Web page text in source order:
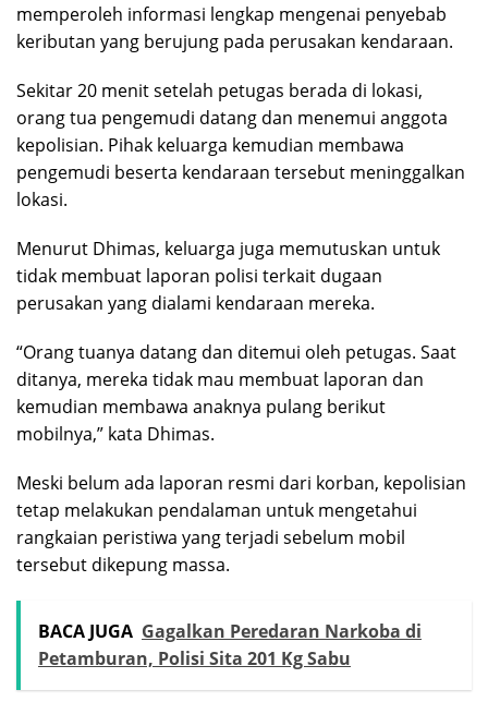
memperoleh informasi lengkap mengenai penyebab
keributan yang berujung pada perusakan kendaraan.
Sekitar 20 menit setelah petugas berada di lokasi,
orang tua pengemudi datang dan menemui anggota
kepolisian. Pihak keluarga kemudian membawa
pengemudi beserta kendaraan tersebut meninggalkan
lokasi.
Menurut Dhimas, keluarga juga memutuskan untuk
tidak membuat laporan polisi terkait dugaan
perusakan yang dialami kendaraan mereka.
“Orang tuanya datang dan ditemui oleh petugas. Saat
ditanya, mereka tidak mau membuat laporan dan
kemudian membawa anaknya pulang berikut
mobilnya,” kata Dhimas.
Meski belum ada laporan resmi dari korban, kepolisian
tetap melakukan pendalaman untuk mengetahui
rangkaian peristiwa yang terjadi sebelum mobil
tersebut dikepung massa.
BACA JUGA Gagalkan Peredaran Narkoba di
Petamburan, Polisi Sita 201 Kg Sabu